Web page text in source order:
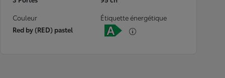
Couleur
Red by (RED) pastel
Étiquette énergétique